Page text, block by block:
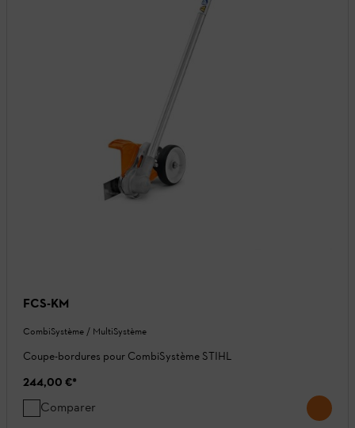
FCS-KM
CombiSystème / MultiSystème
Coupe-bordures pour CombiSystème STIHL
244,00 €*
Comparer